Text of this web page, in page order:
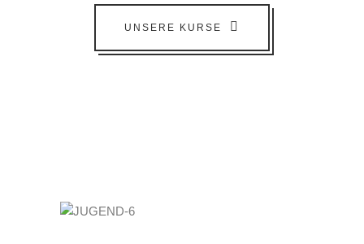
UNSERE KURSE